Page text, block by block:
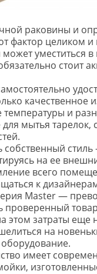
раковины и
фактор целиком и
уместиться
стоит
качественное
и
мытья тарелок,
на ее
всего
к
Master —
проверенный
этом затраты еще
на
имеет